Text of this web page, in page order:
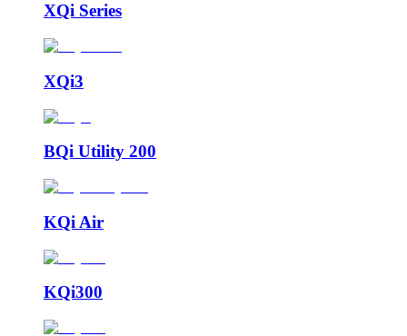
XQi Series
XQi3
BQi Utility 200
KQi Air
KQi300